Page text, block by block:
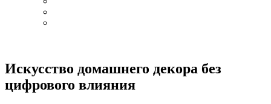
Искусство домашнего декора без
цифрового влияния